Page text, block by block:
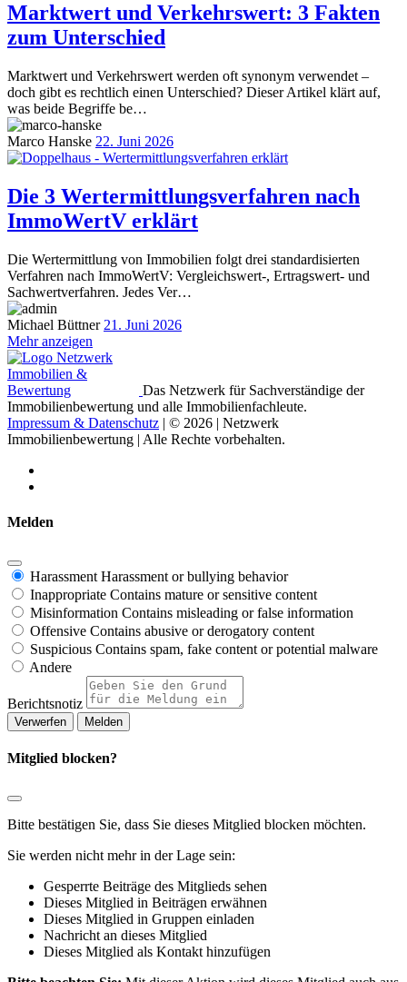
Marktwert und Verkehrswert: 3 Fakten
zum Unterschied
Marktwert und Verkehrswert werden oft synonym verwendet –
doch gibt es rechtlich einen Unterschied? Dieser Artikel klärt auf,
was beide Begriffe be…
Marco Hanske 22. Juni 2026
Die 3 Wertermittlungsverfahren nach
ImmoWertV erklärt
Die Wertermittlung von Immobilien folgt drei standardisierten
Verfahren nach ImmoWertV: Vergleichswert-, Ertragswert- und
Sachwertverfahren. Jedes Ver…
Michael Büttner 21. Juni 2026
Mehr anzeigen
Das Netzwerk für Sachverständige der
Immobilienbewertung und alle Immobilienfachleute.
Impressum & Datenschutz | © 2026 | Netzwerk
Immobilienbewertung | Alle Rechte vorbehalten.
Melden
Harassment Harassment or bullying behavior
Inappropriate Contains mature or sensitive content
Misinformation Contains misleading or false information
Offensive Contains abusive or derogatory content
Suspicious Contains spam, fake content or potential malware
Andere
Berichtsnotiz
Melden
Mitglied blocken?
Bitte bestätigen Sie, dass Sie dieses Mitglied blocken möchten.
Sie werden nicht mehr in der Lage sein:
Gesperrte Beiträge des Mitglieds sehen
Dieses Mitglied in Beiträgen erwähnen
Dieses Mitglied in Gruppen einladen
Nachricht an dieses Mitglied
Dieses Mitglied als Kontakt hinzufügen